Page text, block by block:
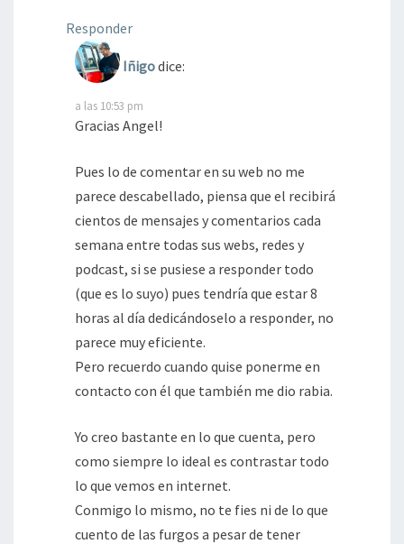
Responder
Iñigodice:
a las 10:53 pm
Gracias Angel!
Pues lo de comentar en su web no me
parece descabellado, piensa que el recibirá
cientos de mensajes y comentarios cada
semana entre todas sus webs, redes y
podcast, si se pusiese a responder todo
(que es lo suyo) pues tendría que estar 8
horas al día dedicándoselo a responder, no
parece muy eficiente.
Pero recuerdo cuando quise ponerme en
contacto con él que también me dio rabia.
Yo creo bastante en lo que cuenta, pero
como siempre lo ideal es contrastar todo
lo que vemos en internet.
Conmigo lo mismo, no te fies ni de lo que
cuento de las furgos a pesar de tener